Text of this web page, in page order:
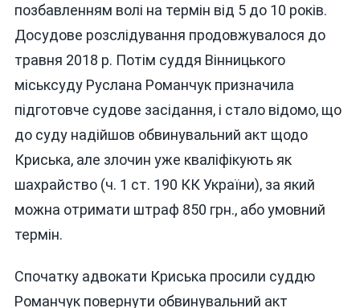
позбавленням волі на термін від 5 до 10 років.
Досудове розслідування продовжувалося до
травня 2018 р. Потім суддя Вінницького
міськсуду Руслана Романчук призначила
підготовче судове засідання, і стало відомо, що
до суду надійшов обвинувальний акт щодо
Криська, але злочин уже кваліфікують як
шахрайство (ч. 1 ст. 190 КК України), за який
можна отримати штраф 850 грн., або умовний
термін.
Спочатку адвокати Криська просили суддю
Романчук повернути обвинувальний акт